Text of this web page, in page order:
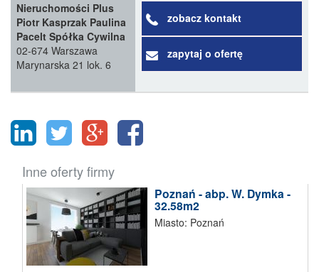
Nieruchomości Plus
Piotr Kasprzak Paulina
Pacelt Spółka Cywilna
02-674 Warszawa
Marynarska 21 lok. 6
zobacz kontakt
zapytaj o ofertę
Inne oferty firmy
Poznań - abp. W. Dymka -
32.58m2
Miasto: Poznań